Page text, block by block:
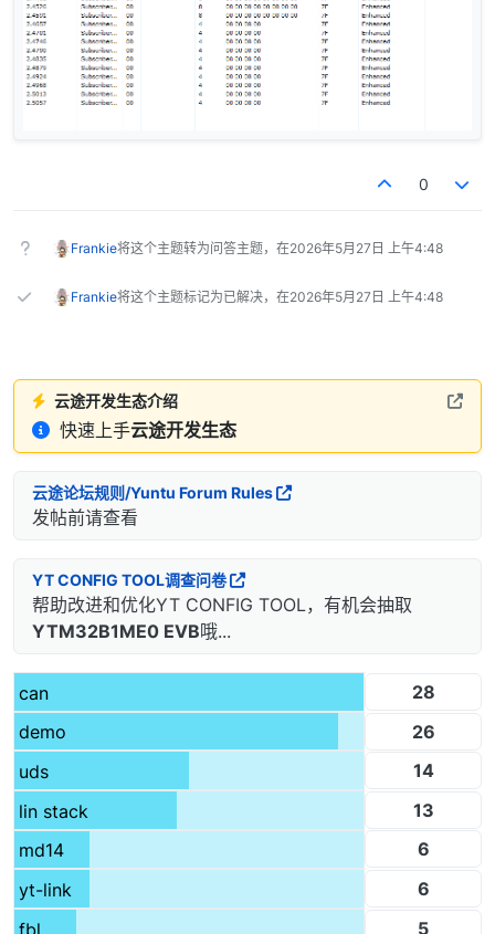
0
Frankie将这个主题转为问答主题，在2026年5月27日 上午4:48
Frankie将这个主题标记为已解决，在2026年5月27日 上午4:48
云途开发生态介绍
快速上手云途开发生态
云途论坛规则/Yuntu Forum Rules
发帖前请查看
YT CONFIG TOOL调查问卷
帮助改进和优化YT CONFIG TOOL，有机会抽取
YTM32B1ME0 EVB哦...
can
28
demo
26
uds
14
lin stack
13
md14
6
yt-link
6
fbl
5